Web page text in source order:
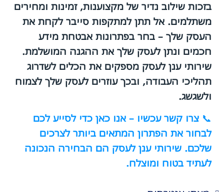
בזכות שילוב נדיר של מקצוענות, זמינות ומחירים
משתלמים. אל תתן למתקפות סייבר לקחת את
העסק שלך – בחר בפתרונות אבטחת מידע
חכמים ונתן לעסק שלך את ההגנה המושלמת.
שירותי ענן לעסק מספקים את הכלים לשדרוג
תהליכי העבודה, ובכך עוזרים לעסק שלך לצמוח
ולשגשג.
📞 צרו קשר עכשיו – אנו כאן כדי לסייע לכם
לבחור את הפתרון המתאים ביותר לצרכים
שלכם. שירותי ענן לעסק הם הבחירה הנכונה
לעתיד בטוח ומוצלח.